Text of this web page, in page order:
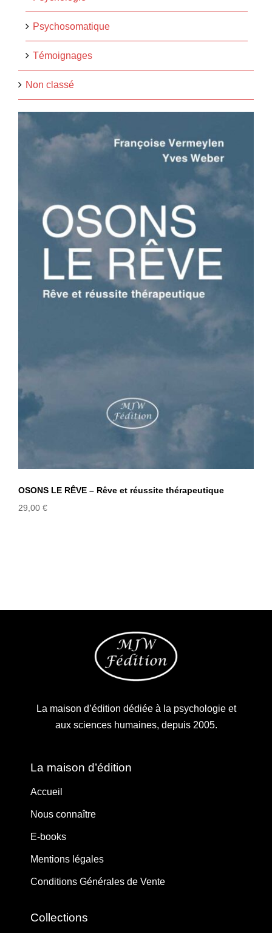
Psychosomatique
Témoignages
Non classé
OSONS LE RÊVE – Rêve et réussite
thérapeutique
OSONS LE RÊVE – Rêve et réussite thérapeutique
29,00 €
La maison d’édition dédiée à la psychologie et
aux sciences humaines, depuis 2005.
La maison d’édition
Accueil
Nous connaître
E-books
Mentions légales
Conditions Générales de Vente
Collections